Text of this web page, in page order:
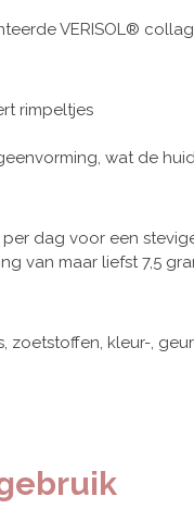
VERISOL®
rimpeltjes
wat de
dag voor een
van maar liefst 7,5
zoetstoffen, kleur-,